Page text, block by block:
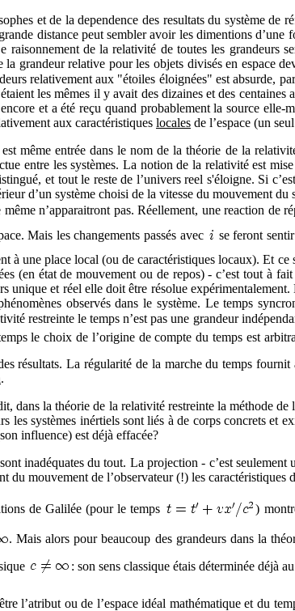
et de la dependence des resultats du système de
distance peut sembler avoir les dimentions
raisonnement de la relativité de toutes les
grandeur relative pour les objets divisés en espace
relativement aux "étoiles éloignées" est absurde,
les mêmes il y avait des dizaines et des
et a été reçu quand probablement la source
aux caractéristiques locales de l’espace (un
même entrée dans le nom de la théorie de la
entre les systèmes. La notion de la relativité est
et tout le reste de l’univers reel s'éloigne. Si
d’un système choisi de la vitesse du mouvement
n’apparaitront pas. Réellement, une reaction de
Mais les changements passés avec se feront
à une place local (ou de caractéristiques locaux). Et
(en état de mouvement ou de repos) - c’est tout à
et réel elle doit être résolue
observés dans le système. Le temps
restreinte le temps n’est pas une grandeur
le choix de l’origine de compte du temps est
résultats. La régularité de la marche du temps
.
dans la théorie de la relativité restreinte la méthode
systèmes inértiels sont liés à de corps concrets et
influence) est déjà effacée?
inadéquates du tout. La projection - c’est
mouvement de l’observateur (!) les caractéristiques
de Galilée (pour le temps )
. Mais alors pour beaucoup des grandeurs dans la
: son sens classique étais déterminée déjà
l’atribut ou de l’espace idéal mathématique et du